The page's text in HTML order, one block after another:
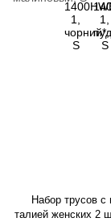
Набор трусов с
талией женских 2